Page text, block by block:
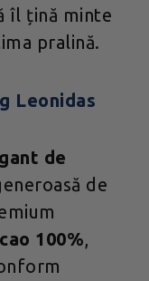
îl țină minte
pralină.
Leonidas
de
de
100%,